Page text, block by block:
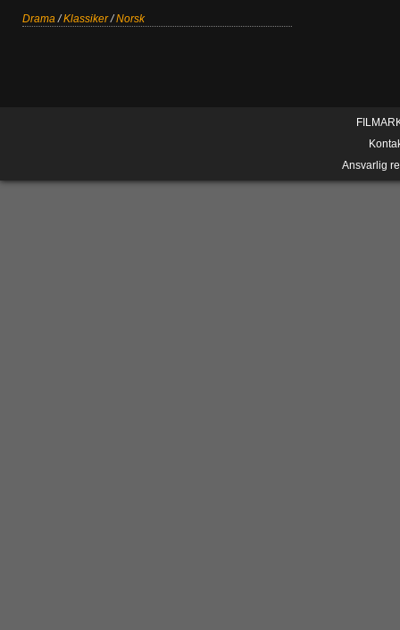
Drama/Klassiker/Norsk
Ansvarlig